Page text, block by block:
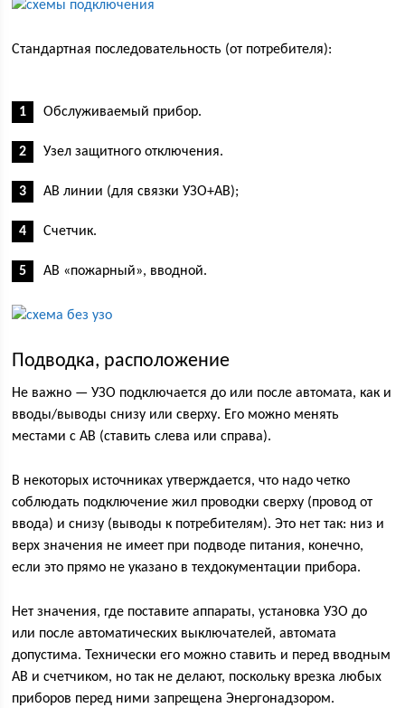
Стандартная последовательность (от потребителя):
Обслуживаемый прибор.
Узел защитного отключения.
АВ линии (для связки УЗО+АВ);
Счетчик.
АВ «пожарный», вводной.
Подводка, расположение
Не важно — УЗО подключается до или после автомата, как и
вводы/выводы снизу или сверху. Его можно менять
местами с АВ (ставить слева или справа).
В некоторых источниках утверждается, что надо четко
соблюдать подключение жил проводки сверху (провод от
ввода) и снизу (выводы к потребителям). Это нет так: низ и
верх значения не имеет при подводе питания, конечно,
если это прямо не указано в техдокументации прибора.
Нет значения, где поставите аппараты, установка УЗО до
или после автоматических выключателей, автомата
допустима. Технически его можно ставить и перед вводным
АВ и счетчиком, но так не делают, поскольку врезка любых
приборов перед ними запрещена Энергонадзором.